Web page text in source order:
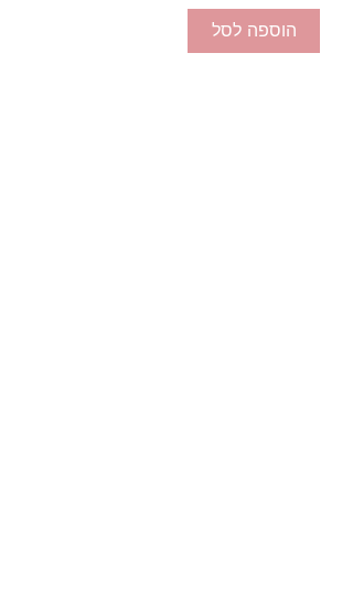
הוספה לסל